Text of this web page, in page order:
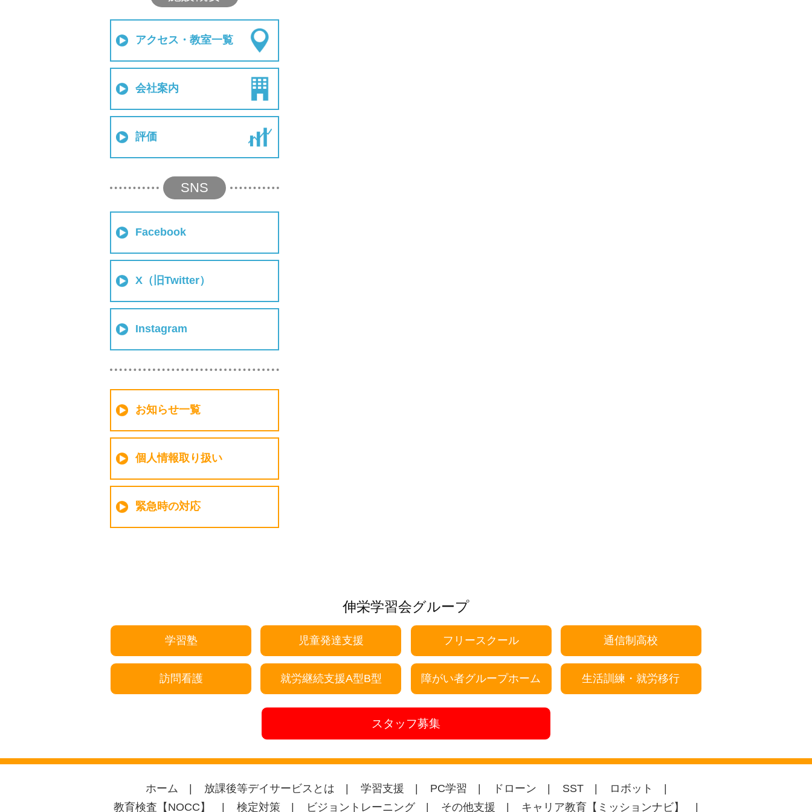
アクセス・教室一覧
会社案内
評価
SNS
Facebook
X（旧Twitter）
Instagram
お知らせ一覧
個人情報取り扱い
緊急時の対応
伸栄学習会グループ
学習塾 児童発達支援 フリースクール 通信制高校
訪問看護 就労継続支援A型B型 障がい者グループホーム 生活訓練・就労移行
スタッフ募集
ホーム 放課後等デイサービスとは 学習支援 PC学習 ドローン SST
ロボット
教育検査【NOCC】
検定対策 ビジョントレーニング その他支援 キャリア教育【ミッションナビ】